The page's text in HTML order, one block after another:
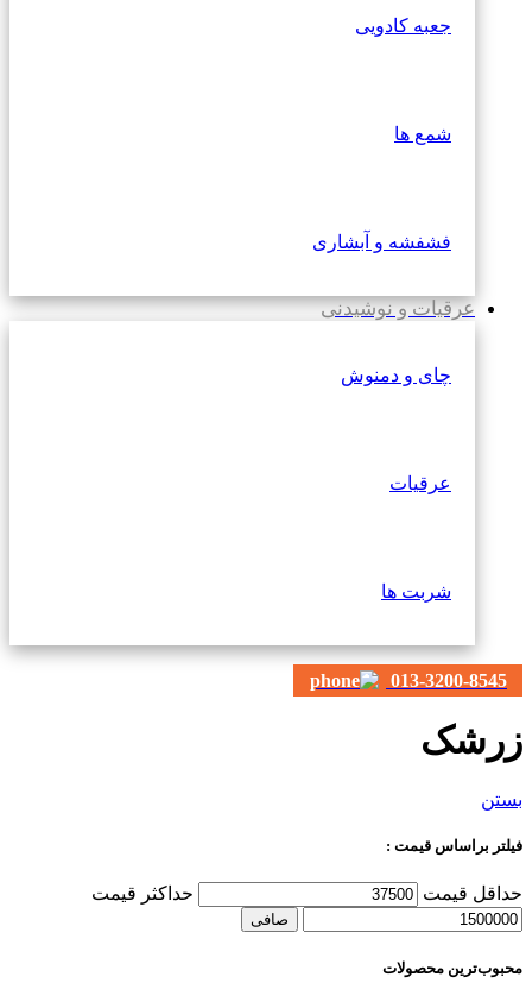
جعبه کادویی
شمع ها
فشفشه و آبشاری
عرقیات و نوشیدنی
چای و دمنوش
عرقیات
شربت ها
013-3200-8545
زرشک
بستن
فیلتر براساس قیمت :
حداقل قیمت حداكثر قيمت
صافی
محبوب‌ترین محصولات